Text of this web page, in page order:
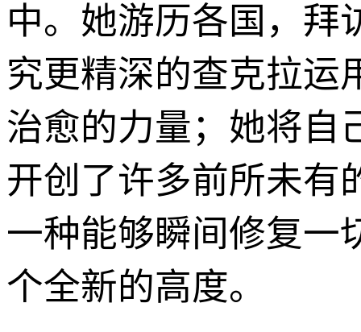
中。她游历各国，拜
究更精深的查克拉运
治愈的力量；她将自
开创了许多前所未有
一种能够瞬间修复一
个全新的高度。